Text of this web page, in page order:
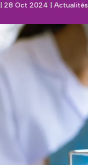
|28 Oct 2024 |Actualités